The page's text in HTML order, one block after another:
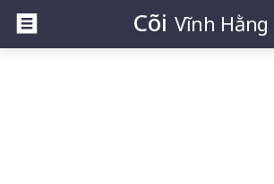
Cõi Vĩnh Hằng